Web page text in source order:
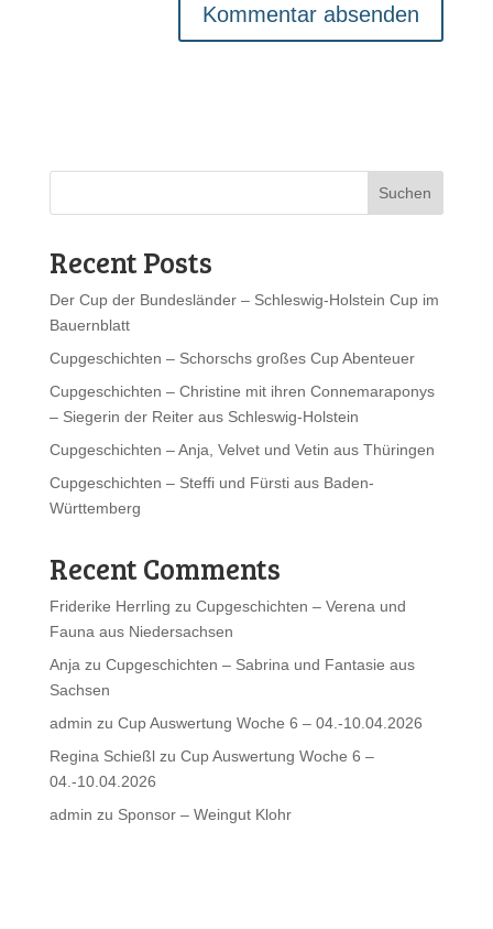
Suchen
Recent Posts
Der Cup der Bundesländer – Schleswig-Holstein Cup im
Bauernblatt
Cupgeschichten – Schorschs großes Cup Abenteuer
Cupgeschichten – Christine mit ihren Connemaraponys
– Siegerin der Reiter aus Schleswig-Holstein
Cupgeschichten – Anja, Velvet und Vetin aus Thüringen
Cupgeschichten – Steffi und Fürsti aus Baden-
Württemberg
Recent Comments
Friderike Herrling zu Cupgeschichten – Verena und
Fauna aus Niedersachsen
Anja zu Cupgeschichten – Sabrina und Fantasie aus
Sachsen
admin zu Cup Auswertung Woche 6 – 04.-10.04.2026
Regina Schießlzu Cup Auswertung Woche 6 –
04.-10.04.2026
admin zu Sponsor – Weingut Klohr